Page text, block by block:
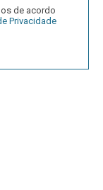
de acordo
Privacidade